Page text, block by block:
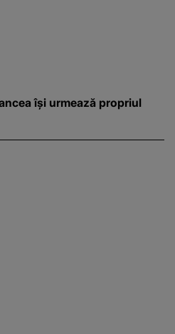
își urmează propriul